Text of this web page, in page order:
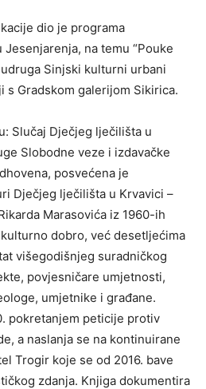
dio je programa
na temu “Pouke
Sinjski kulturni urbani
s Gradskom galerijom Sikirica.
Slučaj Dječjeg lječilišta u
Slobodne veze i izdavačke
posvećena je
Dječjeg lječilišta u Krvavici –
Marasovića iz 1960-ih
dobro, već desetljećima
višegodišnjeg suradničkog
povjesničare umjetnosti,
umjetnike i građane.
pokretanjem peticije protiv
a naslanja se na kontinuirane
Trogir koje se od 2016. bave
zdanja. Knjiga dokumentira